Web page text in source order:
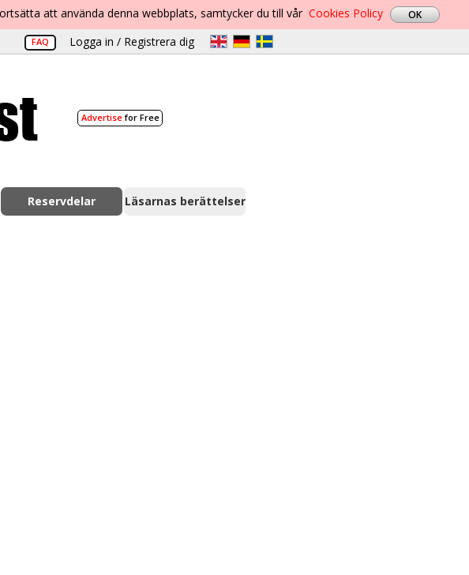
att använda denna webbplats, samtycker du till vår Cookies Policy
FAQ Logga in / Registrera dig
Advertisefor Free
Reservdelar Läsarnas berättelser